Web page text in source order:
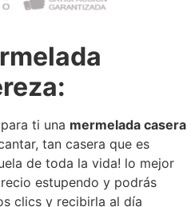
ti una mermelada casera
tan casera que es
de toda la vida! lo mejor
estupendo y podrás
clics y recibirla al día